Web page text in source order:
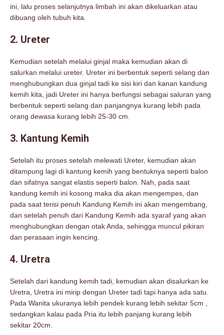
ini, lalu proses selanjutnya limbah ini akan dikeluarkan atau
dibuang oleh tubuh kita.
2. Ureter
Kemudian setelah melalui ginjal maka kemudian akan di
salurkan melalui ureter. Ureter ini berbentuk seperti selang dan
menghubungkan dua ginjal tadi ke sisi kiri dan kanan kandung
kemih kita, jadi Ureter ini hanya berfungsi sebagai saluran yang
berbentuk seperti selang dan panjangnya kurang lebih pada
orang dewasa kurang lebih 25-30 cm.
3. Kantung Kemih
Setelah itu proses setelah melewati Ureter, kemudian akan
ditampung lagi di kantung kemih yang bentuknya seperti balon
dan sifatnya sangat elastis seperti balon. Nah, pada saat
kandung kemih ini kosong maka dia akan mengempes, dan
pada saat terisi penuh Kandung Kemih ini akan mengembang,
dan setelah penuh dari Kandung Kemih ada syaraf yang akan
menghubungkan dengan otak Anda, sehingga muncul pikiran
dan perasaan ingin kencing.
4. Uretra
Setelah dari kandung kemih tadi, kemudian akan disalurkan ke
Uretra, Uretra ini mirip dengan Ureter tadi tapi hanya ada satu.
Pada Wanita ukuranya lebih pendek kurang lebih sekitar 5cm ,
sedangkan kalau pada Pria itu lebih panjang kurang lebih
sekitar 20cm.